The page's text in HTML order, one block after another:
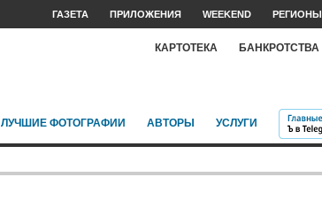
ГАЗЕТА ПРИЛОЖЕНИЯ WEEKEND РЕГИОНЫ
КАРТОТЕКА БАНКРОТСТВА
ЛУЧШИЕ ФОТОГРАФИИ АВТОРЫ УСЛУГИ